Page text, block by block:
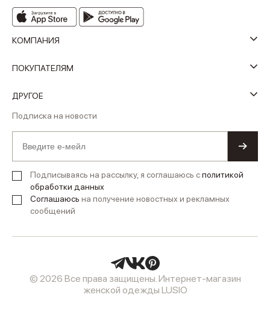
КОМПАНИЯ
ПОКУПАТЕЛЯМ
ДРУГОЕ
Подписка на новости
Подписываясь на рассылку, я соглашаюсь сполитикой
обработки данных
Соглашаюсь на получение новостных и рекламных
сообщений
© 2026 Все права защищены. Интернет-магазин
женской одежды LUSIO